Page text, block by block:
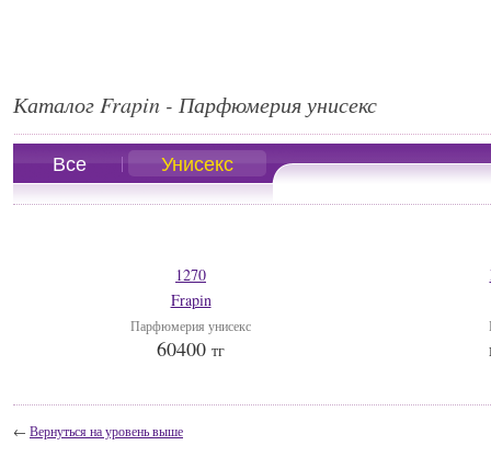
Каталог Frapin - Парфюмерия унисекс
Все Унисекс
1270
Frapin
Парфюмерия унисекс
60400 тг
← Вернуться на уровень выше